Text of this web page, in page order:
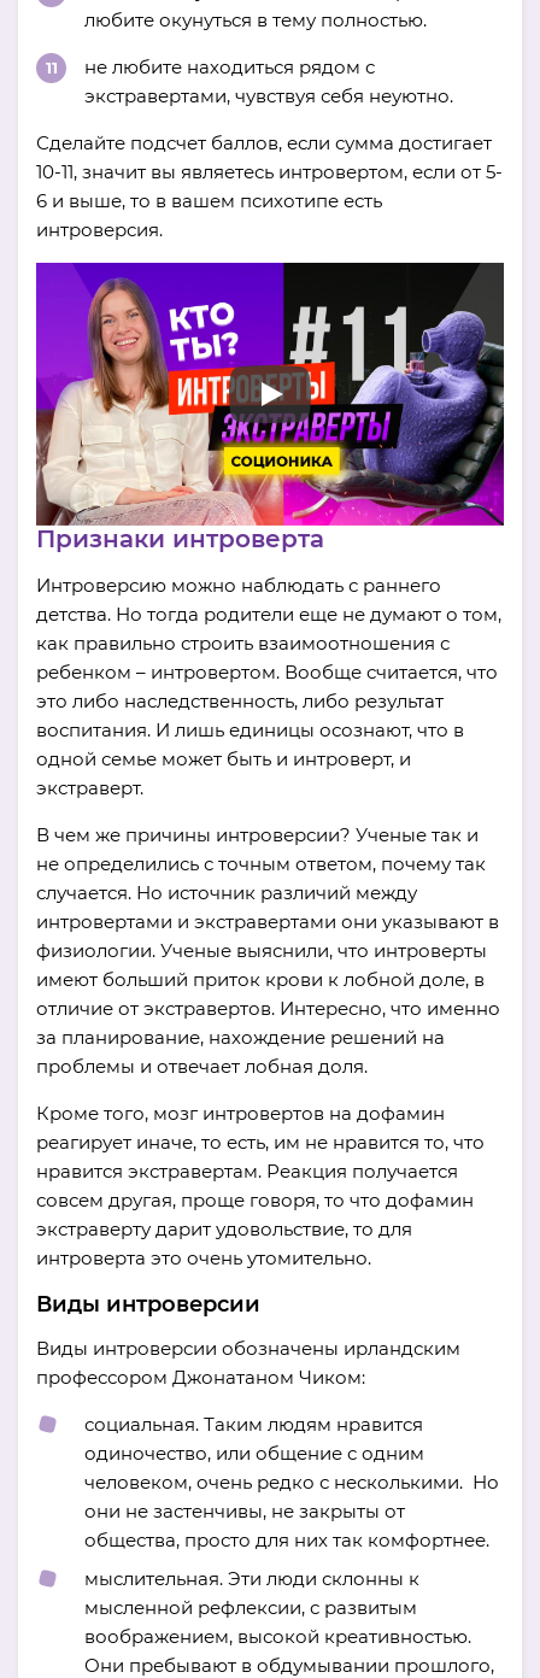
любите окунуться в тему полностью.
не любите находиться рядом с
экстравертами, чувствуя себя неуютно.
Сделайте подсчет баллов, если сумма достигает
10-11, значит вы являетесь интровертом, если от 5-
6 и выше, то в вашем психотипе есть
интроверсия.
Признаки интроверта
Интроверсию можно наблюдать с раннего
детства. Но тогда родители еще не думают о том,
как правильно строить взаимоотношения с
ребенком – интровертом. Вообще считается, что
это либо наследственность, либо результат
воспитания. И лишь единицы осознают, что в
одной семье может быть и интроверт, и
экстраверт.
В чем же причины интроверсии? Ученые так и
не определились с точным ответом, почему так
случается. Но источник различий между
интровертами и экстравертами они указывают в
физиологии. Ученые выяснили, что интроверты
имеют больший приток крови к лобной доле, в
отличие от экстравертов. Интересно, что именно
за планирование, нахождение решений на
проблемы и отвечает лобная доля.
Кроме того, мозг интровертов на дофамин
реагирует иначе, то есть, им не нравится то, что
нравится экстравертам. Реакция получается
совсем другая, проще говоря, то что дофамин
экстраверту дарит удовольствие, то для
интроверта это очень утомительно.
Виды интроверсии
Виды интроверсии обозначены ирландским
профессором Джонатаном Чиком:
социальная. Таким людям нравится
одиночество, или общение с одним
человеком, очень редко с несколькими. Но
они не застенчивы, не закрыты от
общества, просто для них так комфортнее.
мыслительная. Эти люди склонны к
мысленной рефлексии, с развитым
воображением, высокой креативностью.
Они пребывают в обдумывании прошлого,